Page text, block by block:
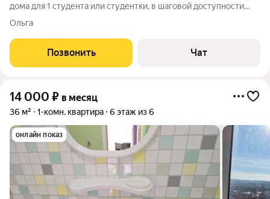
дома для 1 студента или студентки, в шаговой доступности
СКФУ. В наличии телевизор. холодильник, стиральная машина.
замыкается и находится под
Ольга
Позвонить Чат
14 000 ₽ в месяц
36 м² 1-комн. квартира 6 этаж из 6
онлайн показ